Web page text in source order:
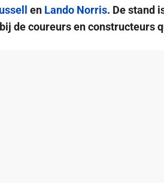
en Lando Norris. De stand
de coureurs en constructeurs